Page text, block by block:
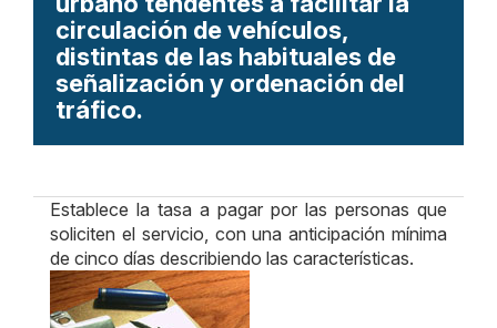
circulación de vehículos,
distintas de las habituales de
señalización y ordenación del
tráfico.
Establece la tasa a pagar por las personas que
soliciten el servicio, con una anticipación mínima
de cinco días describiendo las características.